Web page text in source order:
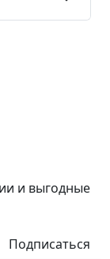
и выгодные
Подписаться